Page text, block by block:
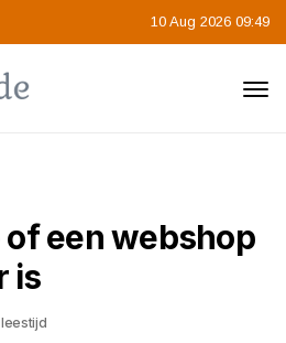
10 Aug 2026 09:49
een webshop
is
leestijd